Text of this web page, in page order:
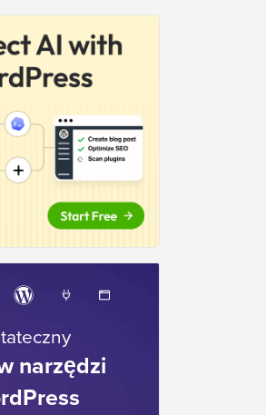
narzędzi